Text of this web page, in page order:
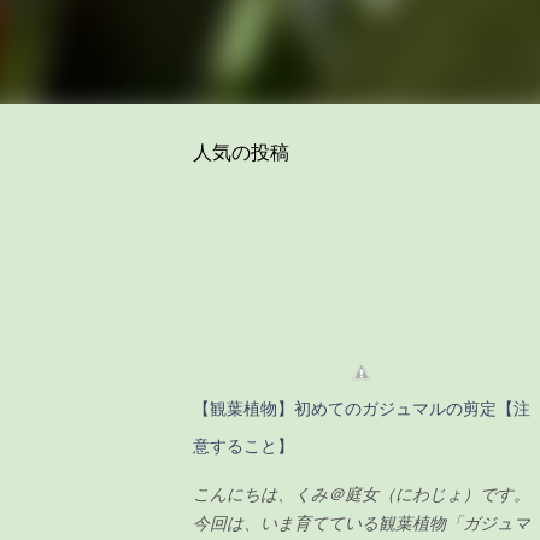
人気の投稿
【観葉植物】初めてのガジュマルの剪定【注
意すること】
こんにちは、くみ＠庭女（にわじょ）です。
今回は、いま育てている観葉植物「ガジュマ